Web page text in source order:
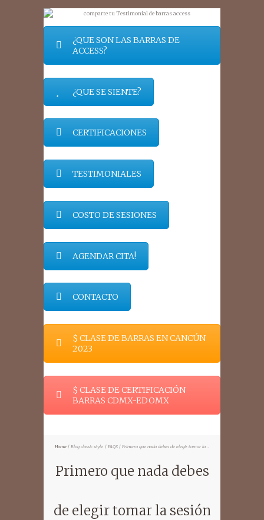
¿QUE SON LAS BARRAS DE
ACCESS?
¿QUE SE SIENTE?
CERTIFICACIONES
TESTIMONIALES
COSTO DE SESIONES
AGENDAR CITA!
CONTACTO
$ CLASE DE BARRAS EN CANCÚN
2023
$ CLASE DE CERTIFICACIÓN
BARRAS CDMX-EDOMX
Home Blog classic style FAQS Primero que nada debes de elegir tomar la...
Primero que nada debes
de elegir tomar la sesión